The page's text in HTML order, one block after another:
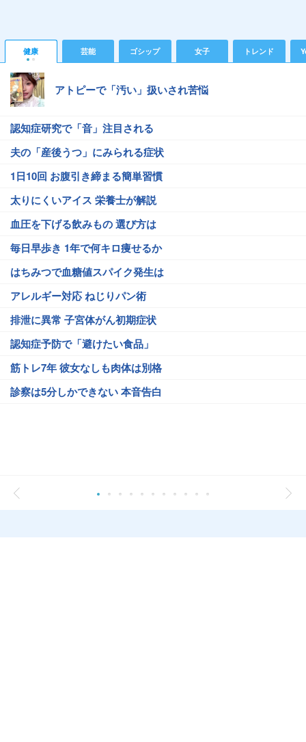
健康 芸能 ゴシップ 女子 トレンド
アトピーで「汚い」扱いされ苦悩
認知症研究で「音」注目される
夫の「産後うつ」にみられる症状
1日10回 お腹引き締まる簡単習慣
太りにくいアイス 栄養士が解説
血圧を下げる飲みもの 選び方は
毎日早歩き 1年で何キロ痩せるか
はちみつで血糖値スパイク発生は
アレルギー対応 ねじりパン術
排泄に異常 子宮体がん初期症状
認知症予防で「避けたい食品」
筋トレ7年 彼女なしも肉体は別格
診察は5分しかできない 本音告白